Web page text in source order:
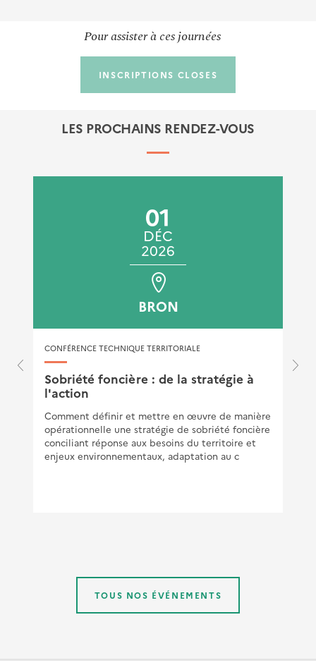
Pour assister à ces journées
INSCRIPTIONS CLOSES
LES PROCHAINS RENDEZ-VOUS
01
DÉC
2026
BRON
CONFÉRENCE TECHNIQUE TERRITORIALE
Sobriété foncière : de la stratégie à
l'action
Comment définir et mettre en œuvre de manière
opérationnelle une stratégie de sobriété foncière
conciliant réponse aux besoins du territoire et
enjeux environnementaux, adaptation au c
TOUS NOS ÉVÉNEMENTS